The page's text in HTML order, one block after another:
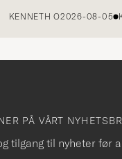
KENNETH O2026-08-05
PÅ VÅRT
tilgang til nyheter før